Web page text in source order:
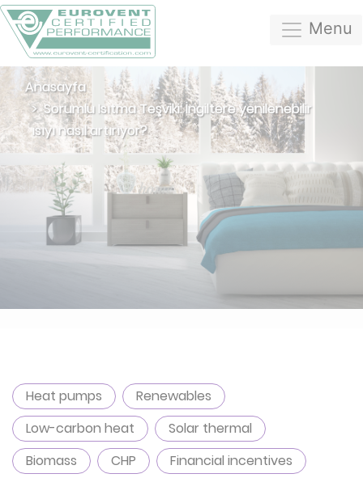
Menu
Anasayfa
Sorumlu Isıtma Teşviki: İngiltere yenilenebilir
ısıyı nasıl artırıyor?
Heat pumps
Renewables
Low-carbon heat
Solar thermal
Biomass
CHP Financial incentives